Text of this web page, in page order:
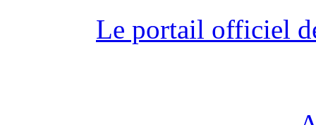
Le portail officiel